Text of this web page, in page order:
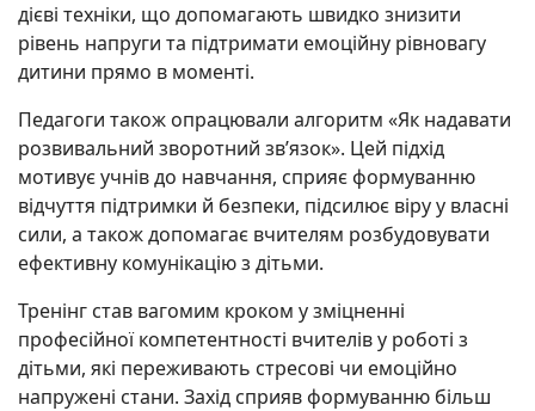
дієві техніки, що допомагають швидко знизити
рівень напруги та підтримати емоційну рівновагу
дитини прямо в моменті.
Педагоги також опрацювали алгоритм «Як надавати
розвивальний зворотний зв’язок». Цей підхід
мотивує учнів до навчання, сприяє формуванню
відчуття підтримки й безпеки, підсилює віру у власні
сили, а також допомагає вчителям розбудовувати
ефективну комунікацію з дітьми.
Тренінг став вагомим кроком у зміцненні
професійної компетентності вчителів у роботі з
дітьми, які переживають стресові чи емоційно
напружені стани. Захід сприяв формуванню більш